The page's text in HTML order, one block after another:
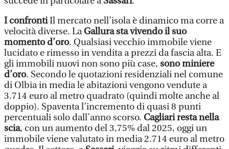
I confrontiIl mercato nell’isola è dinamico ma corre a
velocità diverse. LaGallura sta vivendo il suo
momento d’oro. Qualsiasi vecchio immobile viene
lucidato e rimesso in vendita a prezzi da fascia alta. E
gli immobili nuovi non sono più case, sono miniere
d’oro. Secondo le quotazioni residenziali nel comune
di Olbia in media le abitazioni vengono vendute a
3.714 euro al metro quadrato (quindi molte anche al
doppio). Spaventa l’incremento di quasi 8 punti
percentuali solo dall’anno scorso. Cagliari resta nella
scia, con un aumento del 3,75% dal 2025, oggi un
immobile viene valutato in media 2.714 euro al metro